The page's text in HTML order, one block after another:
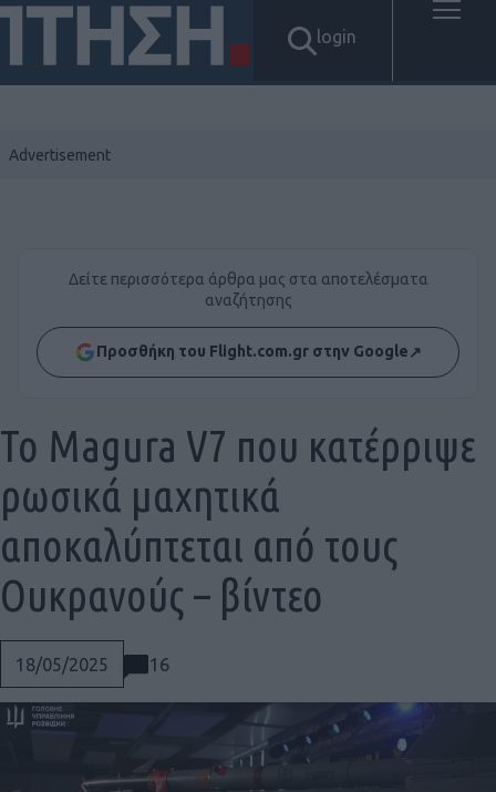
login
Δείτε περισσότερα άρθρα μας στα αποτελέσματα
αναζήτησης
Προσθήκη του Flight.com.gr στην Google↗
18/05/2025 16
Το Magura V7 που κατέρριψε
ρωσικά μαχητικά
αποκαλύπτεται από τους
Ουκρανούς – βίντεο